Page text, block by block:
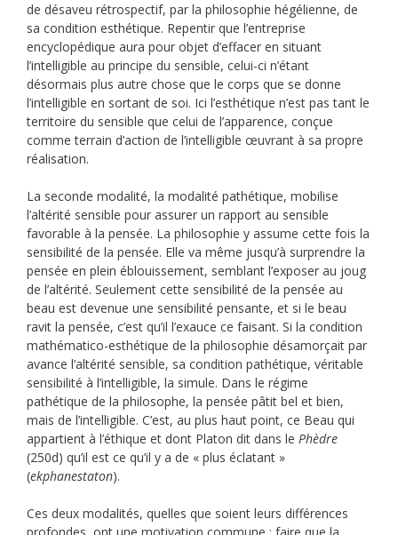
de désaveu rétrospectif, par la philosophie hégélienne, de
sa condition esthétique. Repentir que l’entreprise
encyclopédique aura pour objet d’effacer en situant
l’intelligible au principe du sensible, celui-ci n’étant
désormais plus autre chose que le corps que se donne
l’intelligible en sortant de soi. Ici l’esthétique n’est pas tant le
territoire du sensible que celui de l’apparence, conçue
comme terrain d’action de l’intelligible œuvrant à sa propre
réalisation.
La seconde modalité, la modalité pathétique, mobilise
l’altérité sensible pour assurer un rapport au sensible
favorable à la pensée. La philosophie y assume cette fois la
sensibilité de la pensée. Elle va même jusqu’à surprendre la
pensée en plein éblouissement, semblant l’exposer au joug
de l’altérité. Seulement cette sensibilité de la pensée au
beau est devenue une sensibilité pensante, et si le beau
ravit la pensée, c’est qu’il l’exauce ce faisant. Si la condition
mathématico-esthétique de la philosophie désamorçait par
avance l’altérité sensible, sa condition pathétique, véritable
sensibilité à l’intelligible, la simule. Dans le régime
pathétique de la philosophe, la pensée pâtit bel et bien,
mais de l’intelligible. C’est, au plus haut point, ce Beau qui
appartient à l’éthique et dont Platon dit dans le Phèdre
(250d) qu’il est ce qu’il y a de « plus éclatant »
(ekphanestaton).
Ces deux modalités, quelles que soient leurs différences